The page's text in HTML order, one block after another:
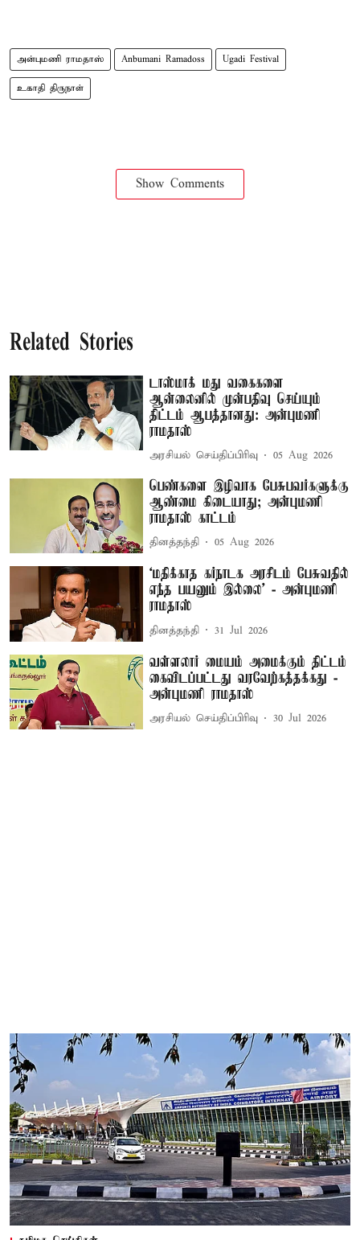
அன்புமணி ராமதாஸ் Anbumani Ramadoss Ugadi Festival
உகாதி திருநாள்
Show Comments
Related Stories
டாஸ்மாக் மது வகைகளை
ஆன்லைனில் முன்பதிவு செய்யும்
திட்டம் ஆபத்தானது: அன்புமணி
ராமதாஸ்
அரசியல் செய்திப்பிரிவு 05 Aug 2026
பெண்களை இழிவாக பேசுபவர்களுக்கு
ஆண்மை கிடையாது; அன்புமணி
ராமதாஸ் காட்டம்
தினத்தந்தி 05 Aug 2026
‘மதிக்காத கர்நாடக அரசிடம் பேசுவதில்
எந்த பயனும் இல்லை’ - அன்புமணி
ராமதாஸ்
தினத்தந்தி 31 Jul 2026
வள்ளலார் மையம் அமைக்கும் திட்டம்
கைவிடப்பட்டது வரவேற்கத்தக்கது -
அன்புமணி ராமதாஸ்
அரசியல் செய்திப்பிரிவு 30 Jul 2026